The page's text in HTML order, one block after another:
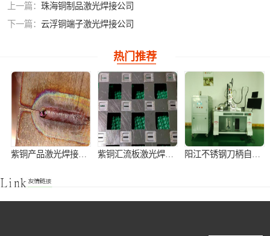
上一篇： 珠海铜制品激光焊接公司
下一篇： 云浮铜端子激光焊接公司
热门推荐
紫铜产品激光焊接加工 紫铜汇流板激光焊接加工 阳江不锈钢刀柄自动激光焊接机
紫铜产品激光焊